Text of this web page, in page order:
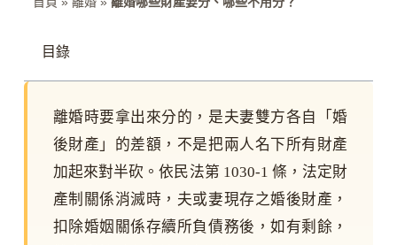
目錄
離婚時要拿出來分的，是夫妻雙方各自「婚
後財產」的差額，不是把兩人名下所有財產
加起來對半砍。依民法第 1030-1 條，法定財
產制關係消滅時，夫或妻現存之婚後財產，
扣除婚姻關係存續所負債務後，如有剩餘，